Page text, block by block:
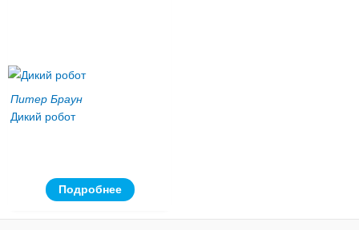
Питер Браун
Дикий робот
Подробнее